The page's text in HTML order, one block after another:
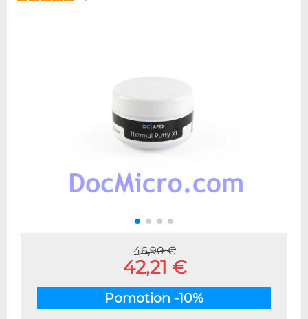
46,90 €
42,21 €
Pomotion -10%